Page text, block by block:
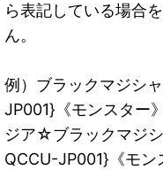
ら表記している場合
ん。
例）ブラックマジシ
JP001}《モンスター
ジア☆ブラックマジ
QCCU-JP001}《モン